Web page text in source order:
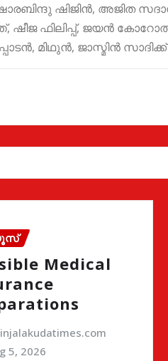
ഷിജിൻ, അജിത
ഷീജ ഫിലിപ്പ്, ജയൻ
മിഥുൻ, ജാസ്മിൻ
Medical
5, 2026